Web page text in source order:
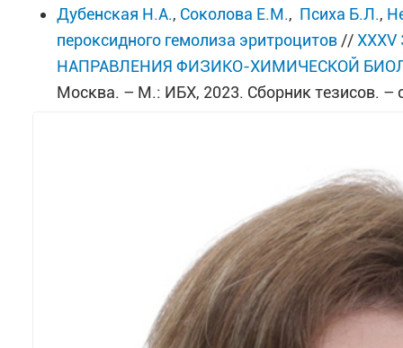
Дубенская Н.А., Соколова Е.М., Психа Б.Л.,
пероксидного гемолиза эритроцитов //
НАПРАВЛЕНИЯ ФИЗИКО-ХИМИЧЕСКОЙ
Москва. – М.: ИБХ, 2023. Сборник тезисов. –